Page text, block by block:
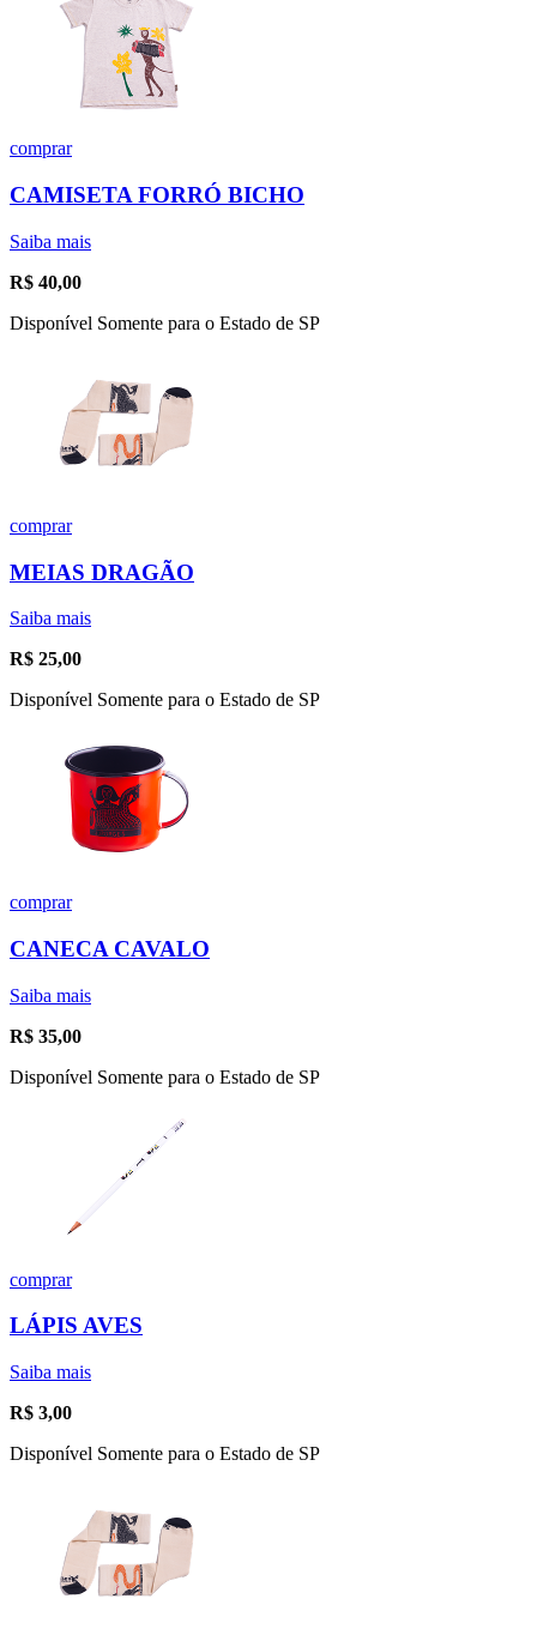
comprar
CAMISETA FORRÓ BICHO
Saiba mais
R$ 40,00
Disponível Somente para o Estado de SP
comprar
MEIAS DRAGÃO
Saiba mais
R$ 25,00
Disponível Somente para o Estado de SP
comprar
CANECA CAVALO
Saiba mais
R$ 35,00
Disponível Somente para o Estado de SP
comprar
LÁPIS AVES
Saiba mais
R$ 3,00
Disponível Somente para o Estado de SP